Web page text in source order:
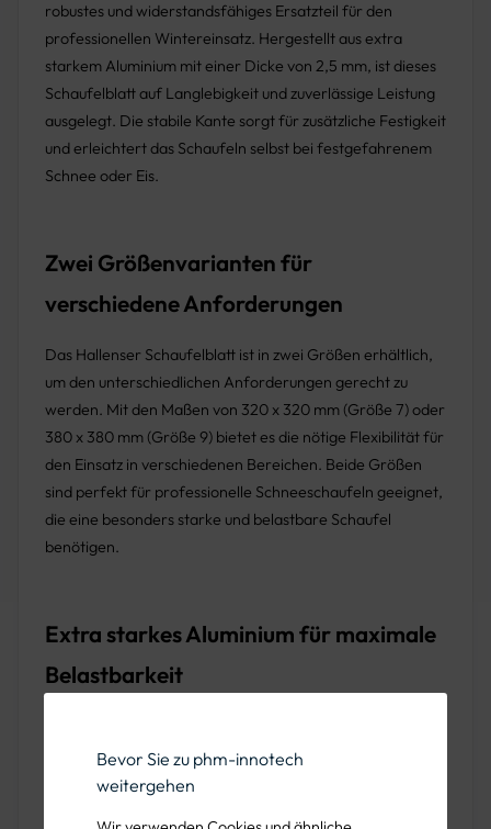
Bevor Sie zu phm-innotech
weitergehen
robustes und widerstandsfähiges Ersatzteil für den
professionellen Wintereinsatz. Hergestellt aus extra
starkem Aluminium mit einer Dicke von 2,5 mm, ist dieses
Schaufelblatt auf Langlebigkeit und zuverlässige Leistung
ausgelegt. Die stabile Kante sorgt für zusätzliche Festigkeit
und erleichtert das Schaufeln selbst bei festgefahrenem
Schnee oder Eis.
Zwei Größenvarianten für
verschiedene Anforderungen
Das Hallenser Schaufelblatt ist in zwei Größen erhältlich,
um den unterschiedlichen Anforderungen gerecht zu
werden. Mit den Maßen von 320 x 320 mm (Größe 7) oder
380 x 380 mm (Größe 9) bietet es die nötige Flexibilität für
den Einsatz in verschiedenen Bereichen. Beide Größen
sind perfekt für professionelle Schneeschaufeln geeignet,
die eine besonders starke und belastbare Schaufel
benötigen.
Extra starkes Aluminium für maximale
Belastbarkeit
Schaufelblatt eine außergewöhnliche Robustheit. Es hält
auch hohen Belastungen stand und bleibt formstabil,